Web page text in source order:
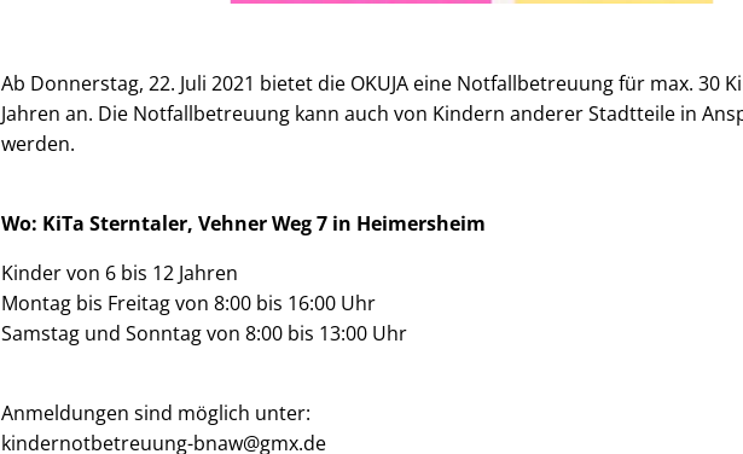
Ab Donnerstag, 22. Juli 2021 bietet die OKUJA eine Notfallbetreuung für max. 30
Jahren an. Die Notfallbetreuung kann auch von Kindern anderer Stadtteile in
werden.
Wo: KiTa Sterntaler, Vehner Weg 7 in Heimersheim
Kinder von 6 bis 12 Jahren
Montag bis Freitag von 8:00 bis 16:00 Uhr
Samstag und Sonntag von 8:00 bis 13:00 Uhr
Anmeldungen sind möglich unter:
kindernotbetreuung-bnaw@gmx.de